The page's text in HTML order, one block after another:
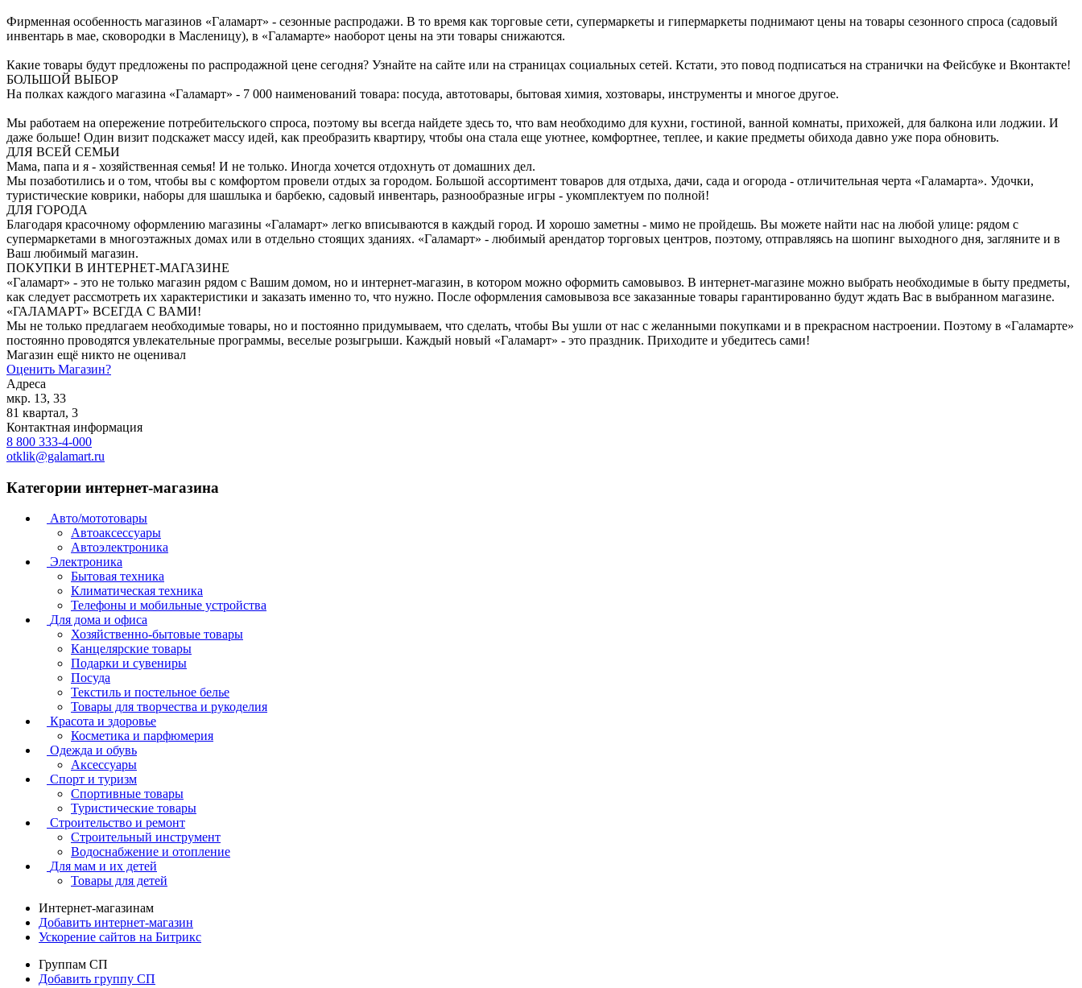
Фирменная особенность магазинов «Галамарт» - сезонные распродажи. В то время как торговые сети, супермаркеты и гипермаркеты поднимают цены на товары сезонного спроса (садовый
инвентарь в мае, сковородки в Масленицу), в «Галамарте» наоборот цены на эти товары снижаются.
Какие товары будут предложены по распродажной цене сегодня? Узнайте на сайте или на страницах социальных сетей. Кстати, это повод подписаться на странички на Фейсбуке и Вконтакте!
БОЛЬШОЙ ВЫБОР
На полках каждого магазина «Галамарт» - 7 000 наименований товара: посуда, автотовары, бытовая химия, хозтовары, инструменты и многое другое.
Мы работаем на опережение потребительского спроса, поэтому вы всегда найдете здесь то, что вам необходимо для кухни, гостиной, ванной комнаты, прихожей, для балкона или лоджии. И
даже больше! Один визит подскажет массу идей, как преобразить квартиру, чтобы она стала еще уютнее, комфортнее, теплее, и какие предметы обихода давно уже пора обновить.
ДЛЯ ВСЕЙ СЕМЬИ
Мама, папа и я - хозяйственная семья! И не только. Иногда хочется отдохнуть от домашних дел.
Мы позаботились и о том, чтобы вы с комфортом провели отдых за городом. Большой ассортимент товаров для отдыха, дачи, сада и огорода - отличительная черта «Галамарта». Удочки,
туристические коврики, наборы для шашлыка и барбекю, садовый инвентарь, разнообразные игры - укомплектуем по полной!
ДЛЯ ГОРОДА
Благодаря красочному оформлению магазины «Галамарт» легко вписываются в каждый город. И хорошо заметны - мимо не пройдешь. Вы можете найти нас на любой улице: рядом с
супермаркетами в многоэтажных домах или в отдельно стоящих зданиях. «Галамарт» - любимый арендатор торговых центров, поэтому, отправляясь на шопинг выходного дня, загляните и в
Ваш любимый магазин.
ПОКУПКИ В ИНТЕРНЕТ-МАГАЗИНЕ
«Галамарт» - это не только магазин рядом с Вашим домом, но и интернет-магазин, в котором можно оформить самовывоз. В интернет-магазине можно выбрать необходимые в быту предметы,
как следует рассмотреть их характеристики и заказать именно то, что нужно. После оформления самовывоза все заказанные товары гарантированно будут ждать Вас в выбранном магазине.
«ГАЛАМАРТ» ВСЕГДА С ВАМИ!
Мы не только предлагаем необходимые товары, но и постоянно придумываем, что сделать, чтобы Вы ушли от нас с желанными покупками и в прекрасном настроении. Поэтому в «Галамарте»
постоянно проводятся увлекательные программы, веселые розыгрыши. Каждый новый «Галамарт» - это праздник. Приходите и убедитесь сами!
Магазин ещё никто не оценивал
Оценить Магазин?
Адреса
мкр. 13, 33
81 квартал, 3
Контактная информация
8 800 333-4-000
otklik@galamart.ru
Категории интернет-магазина
Авто/мототовары
Автоаксессуары
Автоэлектроника
Электроника
Бытовая техника
Климатическая техника
Телефоны и мобильные устройства
Для дома и офиса
Хозяйственно-бытовые товары
Канцелярские товары
Подарки и сувениры
Посуда
Текстиль и постельное белье
Товары для творчества и рукоделия
Красота и здоровье
Косметика и парфюмерия
Одежда и обувь
Аксессуары
Спорт и туризм
Спортивные товары
Туристические товары
Строительство и ремонт
Строительный инструмент
Водоснабжение и отопление
Для мам и их детей
Товары для детей
Интернет-магазинам
Добавить интернет-магазин
Ускорение сайтов на Битрикс
Группам СП
Добавить группу СП